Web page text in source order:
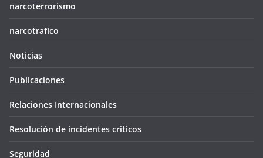
narcoterrorismo
narcotrafico
Noticias
Publicaciones
Relaciones Internacionales
Resolución de incidentes críticos
Seguridad